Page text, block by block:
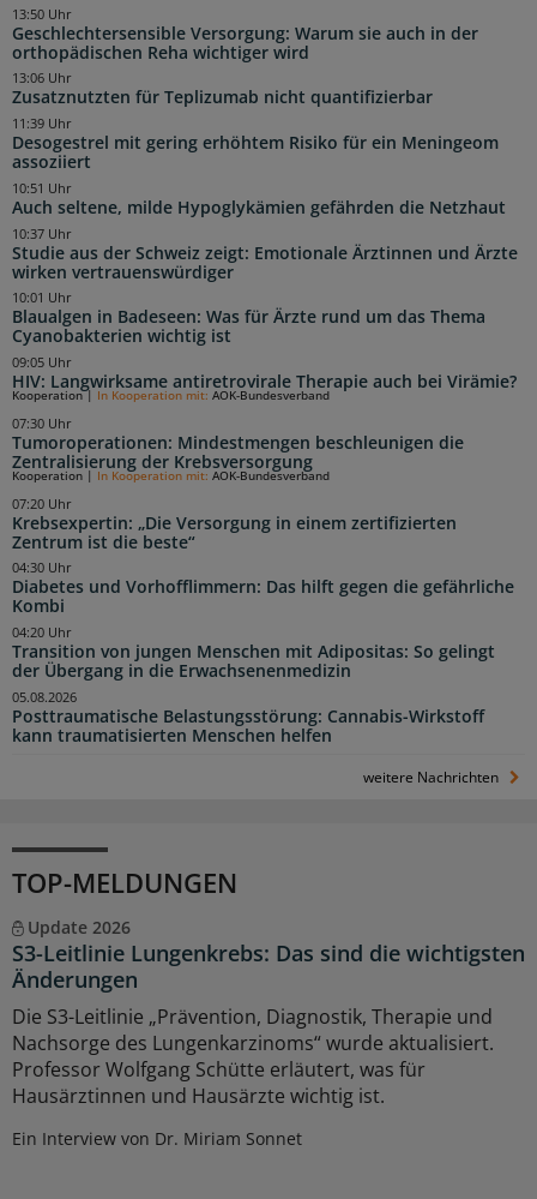
Geschlechtersensible Versorgung: Warum sie auch in der
orthopädischen Reha wichtiger wird
13:50 Uhr
Zusatznutzten für Teplizumab nicht quantifizierbar
13:06 Uhr
Desogestrel mit gering erhöhtem Risiko für ein Meningeom
assoziiert
11:39 Uhr
Auch seltene, milde Hypoglykämien gefährden die Netzhaut
10:51 Uhr
Studie aus der Schweiz zeigt: Emotionale Ärztinnen und Ärzte
wirken vertrauenswürdiger
10:37 Uhr
Blaualgen in Badeseen: Was für Ärzte rund um das Thema
Cyanobakterien wichtig ist
10:01 Uhr
HIV: Langwirksame antiretrovirale Therapie auch bei Virämie?
09:05 Uhr
Tumoroperationen: Mindestmengen beschleunigen die
Zentralisierung der Krebsversorgung
Kooperation| In Kooperation mit: AOK-Bundesverband
07:30 Uhr
Krebsexpertin: „Die Versorgung in einem zertifizierten
Zentrum ist die beste“
Kooperation | In Kooperation mit: AOK-Bundesverband
07:20 Uhr
Diabetes und Vorhofflimmern: Das hilft gegen die gefährliche
Kombi
04:30 Uhr
Transition von jungen Menschen mit Adipositas: So gelingt
der Übergang in die Erwachsenenmedizin
04:20 Uhr
Posttraumatische Belastungsstörung: Cannabis-Wirkstoff
kann traumatisierten Menschen helfen
05.08.2026
weitere Nachrichten
TOP-MELDUNGEN
Update 2026
S3-Leitlinie Lungenkrebs: Das sind die wichtigsten
Änderungen
Die S3-Leitlinie „Prävention, Diagnostik, Therapie und
Nachsorge des Lungenkarzinoms“ wurde aktualisiert.
Professor Wolfgang Schütte erläutert, was für
Hausärztinnen und Hausärzte wichtig ist.
Ein Interview von Dr. Miriam Sonnet